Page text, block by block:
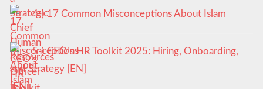
4-) 17 Common Misconceptions About Islam
5-) CEO’s HR Toolkit 2025: Hiring, Onboarding,
and Strategy [EN]